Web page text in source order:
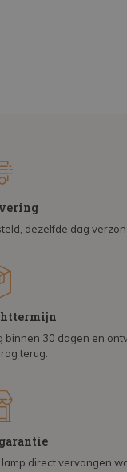
dezelfde dag
binnen 30 dagen en
terug.
direct vervangen